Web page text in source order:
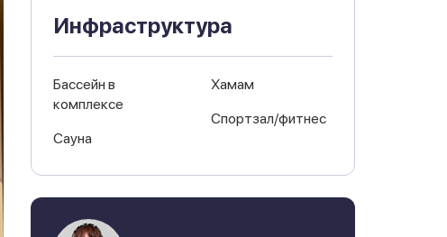
Инфраструктура
Бассейн в
комплексе
Сауна
Хамам
Спортзал/фитнес